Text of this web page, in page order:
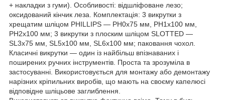
+ накладки з гуми). Особливості: відшліфоване лезо;
оксидований кінчик леза. Комплектація: 3 викрутки з
хрещатим шліцом PHILLIPS — РН0х75 мм, РН1х100 мм,
РН2х100 мм; 3 викрутки з плоским шліцом SLOTTED —
SL3x75 мм, SL5x100 мм, SL6x100 мм; паковання чохол.
Класичні викрутки — один із найбільш впізнаваних і
поширених ручних інструментів. Проста та зрозуміла в
застосуванні. Використовується для монтажу або демонтажу
нарізних кріпильних виробів, що мають на своєму капелюсі
відповідне шліцьове заглиблення.